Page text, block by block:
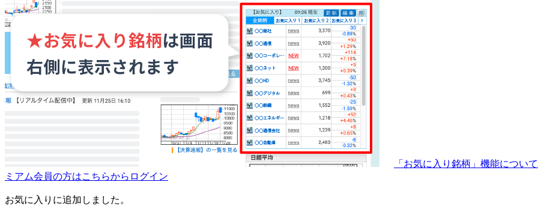
「お気に入り銘柄」機能につい
ミアム会員の方はこちらからログイン
お気に入りに追加しました。